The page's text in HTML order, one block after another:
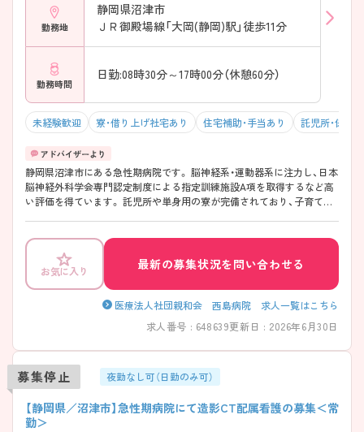
勤務地
静岡県沼津市
ＪＲ御殿場線「大岡(静岡)駅」徒歩11分
勤務時間
日勤:08時30分～17時00分（休憩60分）
未経験歓迎 寮・借り上げ社宅あり 住宅補助・手当あり 託児所・保育
静岡県沼津市にある急性期病院です。 脳神経系・運動器系に注力し、日本
脳神経外科学会専門認定制度による指定訓練施設A項を取得するなど高
い評価を得ています。 託児所や単身用の寮が完備されており、子育て中
のでお気軽にご相談ください。
お気に入り
最新の募集状況を問い合わせる
医療法人社団親和会 西島病院 求人一覧はこちら
求人番号 : 648639更新日 : 2026年6月30日
募集停止 夜勤なし可（日勤のみ可）
【静岡県／沼津市】急性期病院にて造影CT配属看護の募集＜常
勤＞